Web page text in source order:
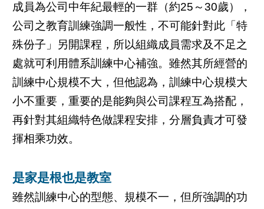
成員為公司中年紀最輕的一群（約25～30歲），
公司之教育訓練強調一般性，不可能針對此「特
殊份子」另開課程，所以組織成員需求及不足之
處就可利用體系訓練中心補強。雖然其所經營的
訓練中心規模不大，但他認為，訓練中心規模大
小不重要，重要的是能夠與公司課程互為搭配，
再針對其組織特色做課程安排，分層負責才可發
揮相乘功效。
是家是根也是教室
雖然訓練中心的型態、規模不一，但所強調的功